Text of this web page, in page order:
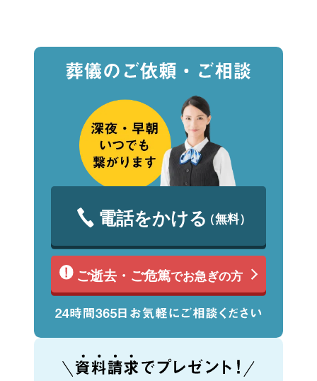
電話をかける（無料）
ご逝去・ご危篤でお急ぎの方